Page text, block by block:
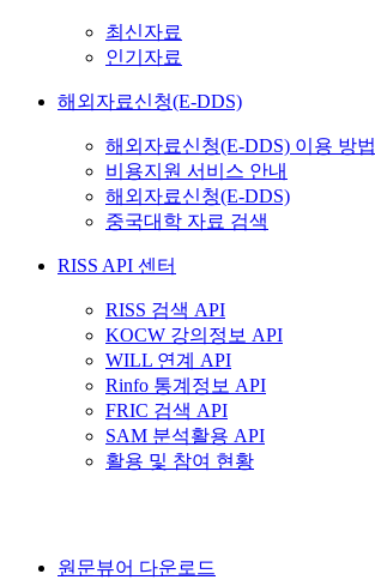
최신자료
인기자료
해외자료신청(E-DDS)
해외자료신청(E-DDS) 이용 방법
비용지원 서비스 안내
해외자료신청(E-DDS)
중국대학 자료 검색
RISS API 센터
RISS 검색 API
KOCW 강의정보 API
WILL 연계 API
Rinfo 통계정보 API
FRIC 검색 API
SAM 분석활용 API
활용 및 참여 현황
원문뷰어 다운로드